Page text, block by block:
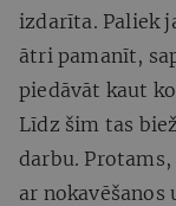
izdarīta. Paliek
ātri pamanīt,
piedāvāt kaut
Līdz šim tas
darbu.
ar nokavēšanos